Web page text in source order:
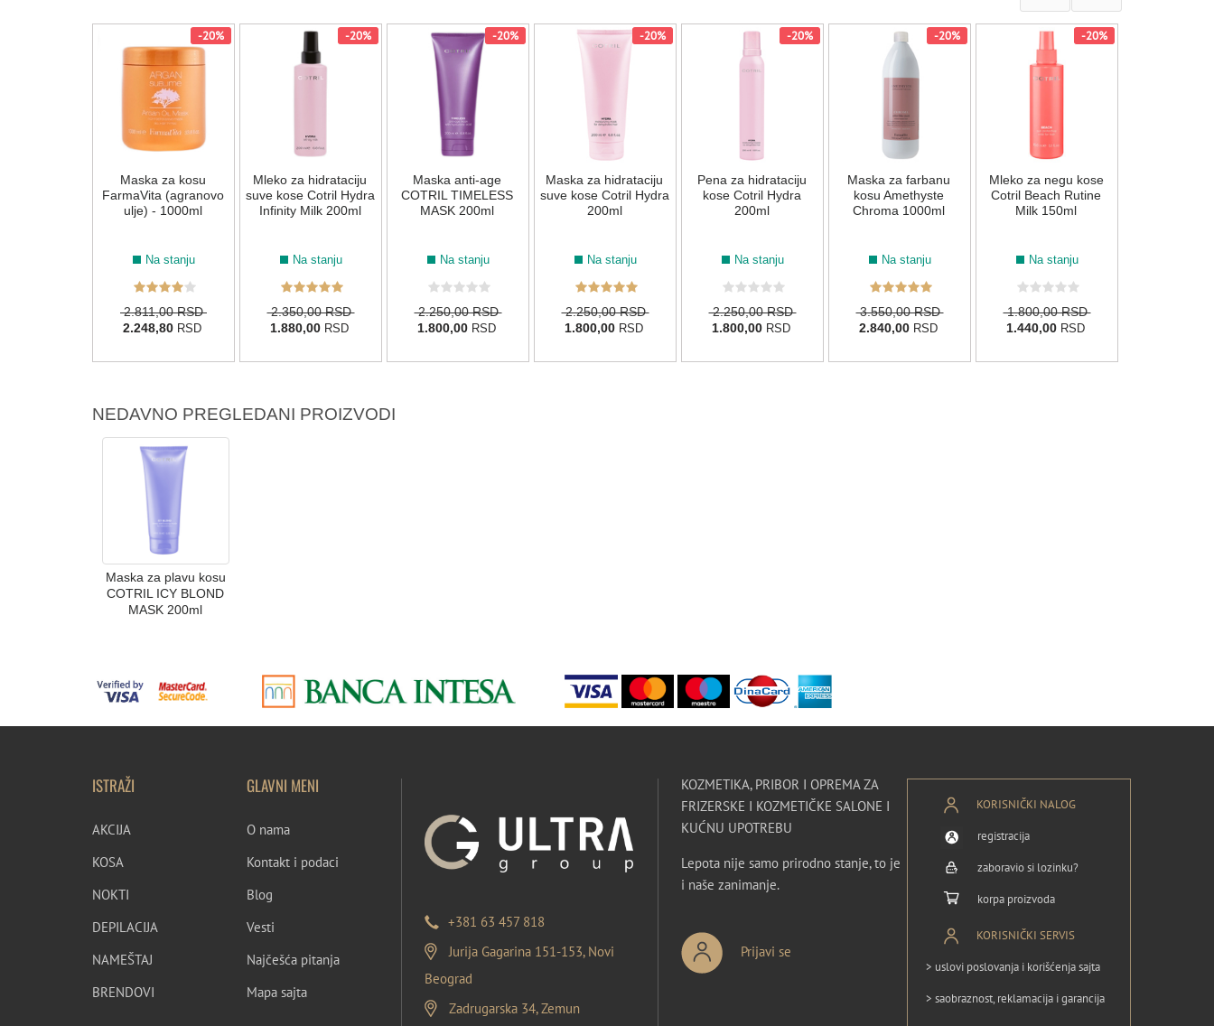
-20%
Maska za kosu
FarmaVita (agranovo
ulje) - 1000ml
Na stanju
2.811,00 RSD
2.248,80 RSD
-20%
Mleko za hidrataciju
suve kose Cotril Hydra
Infinity Milk 200ml
Na stanju
2.350,00 RSD
1.880,00 RSD
-20%
Maska anti-age
COTRIL TIMELESS
MASK 200ml
Na stanju
2.250,00 RSD
1.800,00 RSD
-20%
Maska za hidrataciju
suve kose Cotril Hydra
200ml
Na stanju
2.250,00 RSD
1.800,00 RSD
-20%
Pena za hidrataciju
kose Cotril Hydra
200ml
Na stanju
2.250,00 RSD
1.800,00 RSD
-20%
Maska za farbanu
kosu Amethyste
Chroma 1000ml
Na stanju
3.550,00 RSD
2.840,00 RSD
-20%
Mleko za negu kose
Cotril Beach Rutine
Milk 150ml
Na stanju
1.800,00 RSD
1.440,00 RSD
NEDAVNO PREGLEDANI PROIZVODI
Maska za plavu kosu
COTRIL ICY BLOND
MASK 200ml
ISTRAŽI
AKCIJA
KOSA
NOKTI
DEPILACIJA
NAMEŠTAJ
BRENDOVI
GLAVNI MENI
O nama
Kontakt i podaci
Blog
Vesti
Najčešća pitanja
Mapa sajta
+381 63 457 818
Jurija Gagarina 151-153, Novi
Beograd
Zadrugarska 34, Zemun
KOZMETIKA, PRIBOR I OPREMA ZA
FRIZERSKE I KOZMETIČKE SALONE I
KUĆNU UPOTREBU
Lepota nije samo prirodno stanje, to je
i naše zanimanje.
Prijavi se
KORISNIČKI NALOG
registracija
zaboravio si lozinku?
korpa proizvoda
KORISNIČKI SERVIS
> uslovi poslovanja i korišćenja sajta
> saobraznost, reklamacija i garancija